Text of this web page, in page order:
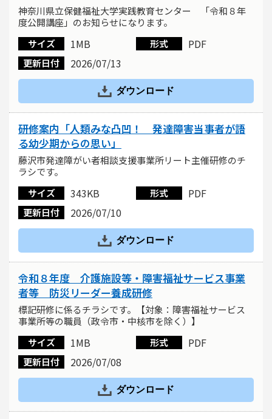
神奈川県立保健福祉大学実践教育センター 「令和８年
度公開講座」のお知らせになります。
サイズ
1MB 形式 PDF
更新日付 2026/07/13
ダウンロード
研修案内「人類みな凸凹！ 発達障害当事者が語
る幼少期からの思い」
藤沢市発達障がい者相談支援事業所リート主催研修のチ
ラシです。
サイズ
343KB 形式 PDF
更新日付 2026/07/10
ダウンロード
令和８年度 介護施設等・障害福祉サービス事業
者等 防災リーダー養成研修
標記研修に係るチラシです。【対象：障害福祉サービス
事業所等の職員（政令市・中核市を除く）】
サイズ
1MB 形式 PDF
更新日付 2026/07/08
ダウンロード